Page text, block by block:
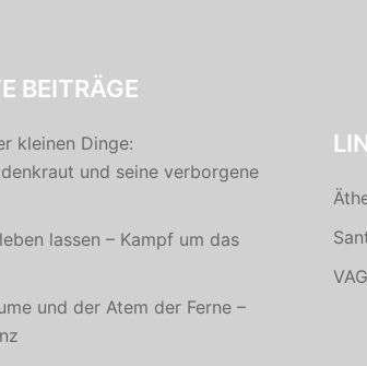
BEITRÄGE
kleinen Dinge:
und seine verborgene
lassen – Kampf um das
und der Atem der Ferne –